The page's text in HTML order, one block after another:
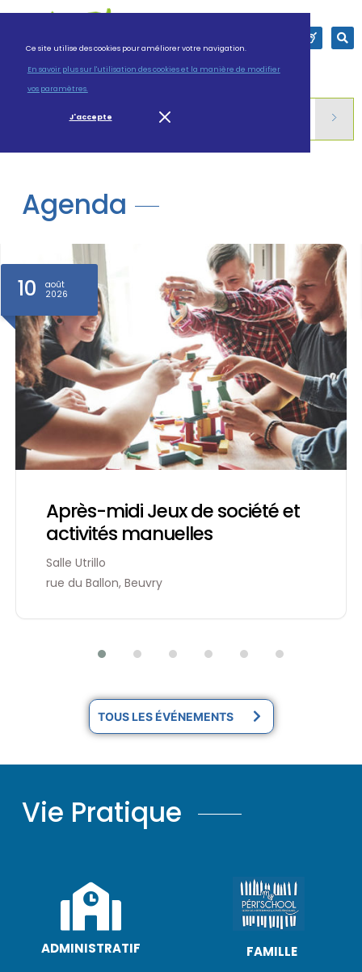
Ce site utilise des cookies pour améliorer votre navigation.
En savoir plus sur l'utilisation des cookies et la manière de modifier
vos paramètres.
J'accepte
Agenda
10
août
2026
Après-midi Jeux de société et
activités manuelles
Salle Utrillo
rue du Ballon, Beuvry
TOUS LES ÉVÉNEMENTS
Vie Pratique
ADMINISTRATIF FAMILLE